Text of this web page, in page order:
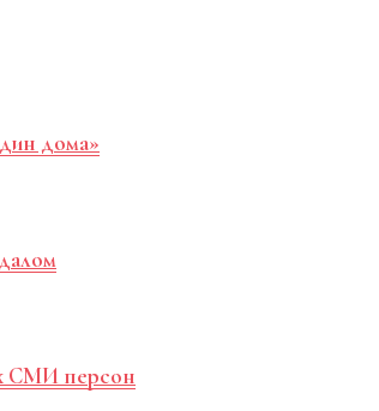
дома»
СМИ персон